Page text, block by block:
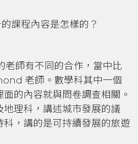
課程內容是怎樣的？
老師有不同的合作，當中比
老師。數學科其中一個
的內容就與問卷調查相關。
地理科，講述城市發展的議
科，講的是可持續發展的旅遊